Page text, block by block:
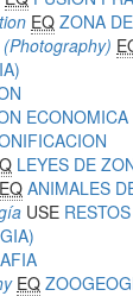
EQ ZONA
ECONOMICA
LEYES DE
EQ ANIMALES
USE
EQ